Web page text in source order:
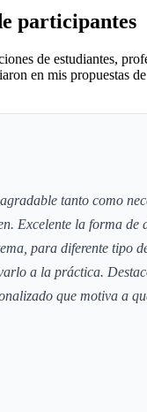
participantes
de estudiantes,
en mis propuestas
tanto como
Excelente la forma de
para diferente tipo
a la práctica.
que motiva a